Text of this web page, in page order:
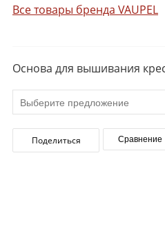
Все товары бренда VAUPEL
Основа для вышивания
Поделиться Сравнение